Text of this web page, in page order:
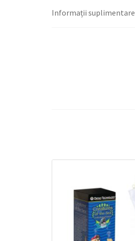
Informații suplimentare